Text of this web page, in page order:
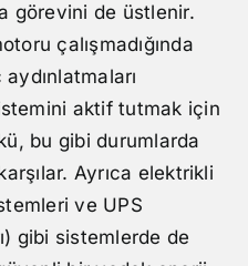
görevini de üstlenir.
çalışmadığında
aktif tutmak için
bu gibi durumlarda
Ayrıca elektrikli
ve UPS
gibi sistemlerde de